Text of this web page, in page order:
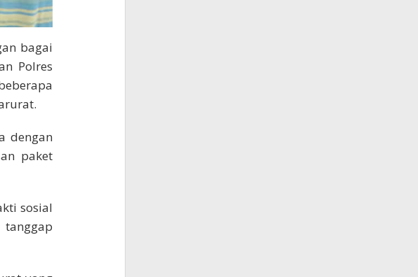
bagai
Polres
dengan
paket
sosial